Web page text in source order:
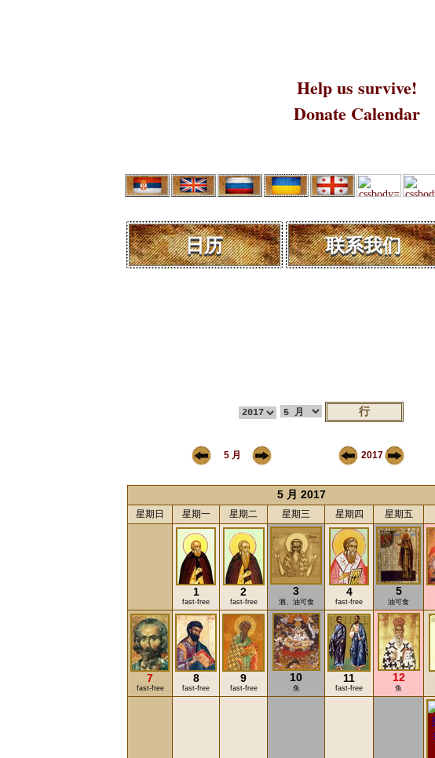
Help us survive!
Donate Calendar
日历 联系我们
5 月 2017
5 月 2017
星期日 星期一 星期二 星期三 星期四 星期五
1
fast-free
2
fast-free
3
酒、油可食
4
fast-free
5
油可食
7
fast-free
8
fast-free
9
fast-free
10
鱼
11
fast-free
12
鱼